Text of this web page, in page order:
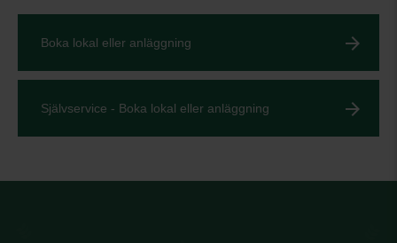
Boka lokal eller anläggning
Självservice - Boka lokal eller anläggning